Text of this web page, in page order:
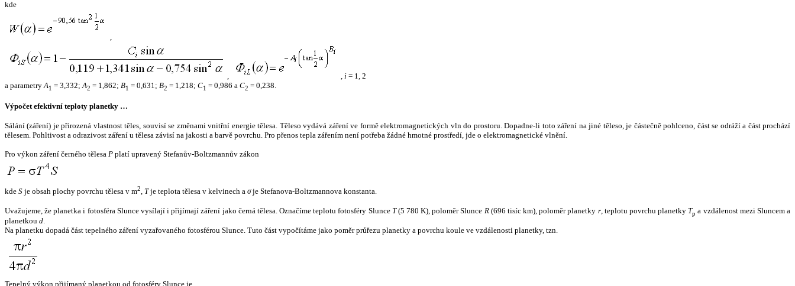
kde
,
, , i = 1, 2
a parametryA1 = 3,332;A2 = 1,862; B1 = 0,631; B2 = 1,218; C1 = 0,986 a C2 = 0,238.
Výpočet efektivní teploty planetky …
Sálání (záření) je přirozená vlastnost těles, souvisí se změnami vnitřní energie tělesa. Těleso vydává záření ve formě elektromagnetických vln do prostoru. Dopadne-li toto záření na jiné těleso, je částečně pohlceno, část se odráží a část prochází
tělesem. Pohltivost a odrazivost záření u tělesa závisí na jakosti a barvě povrchu. Pro přenos tepla zářením není potřeba žádné hmotné prostředí, jde o elektromagnetické vlnění.
Pro výkon záření černého tělesa P platí upravený Stefanův-Boltzmannův zákon
kde S je obsah plochy povrchu tělesa v m2, Tje teplota tělesa v kelvinech a σje Stefanova-Boltzmannova konstanta.
Uvažujeme, že planetka i fotosféra Slunce vysílají i přijímají záření jako černá tělesa. Označíme teplotu fotosféry Slunce T(5 780 K), poloměr Slunce R(696 tisíc km), poloměr planetky r, teplotu povrchu planetky Tp a vzdálenost mezi Sluncem a
planetkou d.
Na planetku dopadá část tepelného záření vyzařovaného fotosférou Slunce. Tuto část vypočítáme jako poměr průřezu planetky a povrchu koule ve vzdálenosti planetky, tzn.
Tepelný výkon přijímaný planetkou od fotosféry Slunce je